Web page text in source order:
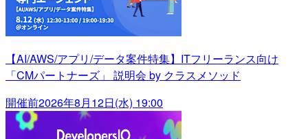
【AI/AWS/アプリ/データ案件特集】ITフリーランス向け
「CMパートナーズ」 説明会 by クラスメソッド
開催前2026年8月12日(水) 19:00